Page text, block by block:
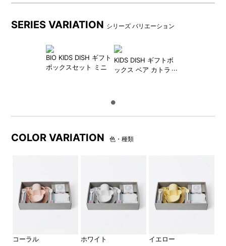
SERIES VARIATION シリーズ バリエーション
BIO KIDS DISH ギフト
ボックスセット ミニ
KIDS DISH ギフトボ
ックス ベア カトラリ
COLOR VARIATION 色・種類
コーラル ホワイト イエロー